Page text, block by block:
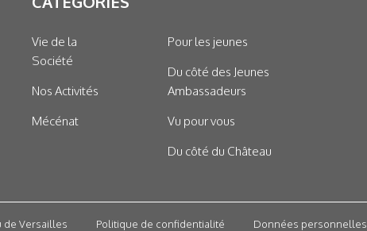
Vie de la
Société
Nos Activités
Mécénat
Pour les jeunes
Du côté des Jeunes
Ambassadeurs
Vu pour vous
Du côté du Château
de Versailles Politique de confidentialité Données personnelles